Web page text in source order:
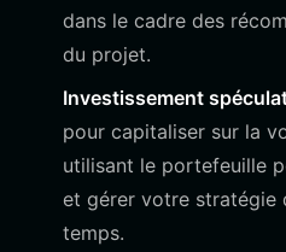
dans le cadre des
du projet.
Investissement
pour capitaliser sur la
utilisant le portefeuille
et gérer votre stratégie
temps.